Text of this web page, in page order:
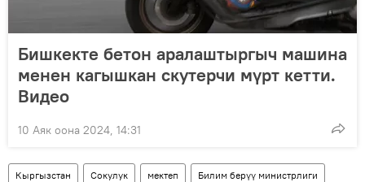
Бишкекте бетон аралаштыргыч машина
менен кагышкан скутерчи мүрт кетти.
Видео
10 Аяк оона 2024, 14:31
Кыргызстан Сокулук мектеп Билим берүү министрлиги